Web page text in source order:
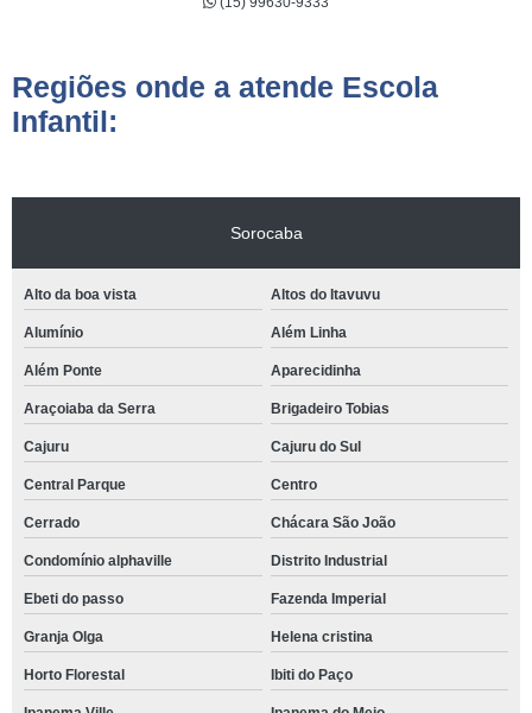
Regiões onde a atende Escola
Infantil:
Sorocaba
Alto da boa vista Altos do Itavuvu
Alumínio Além Linha
Além Ponte Aparecidinha
Araçoiaba da Serra Brigadeiro Tobias
Cajuru Cajuru do Sul
Central Parque Centro
Cerrado Chácara São João
Condomínio alphaville Distrito Industrial
Ebeti do passo Fazenda Imperial
Granja Olga Helena cristina
Horto Florestal Ibiti do Paço